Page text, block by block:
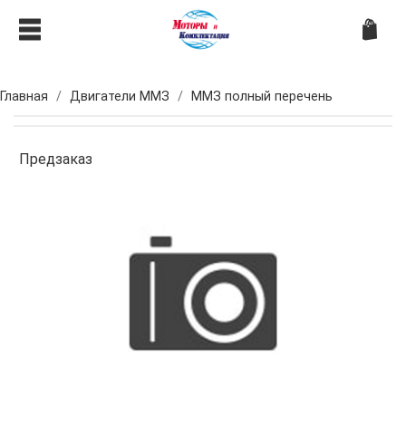
Главная Двигатели ММЗ ММЗ полный перечень
Предзаказ